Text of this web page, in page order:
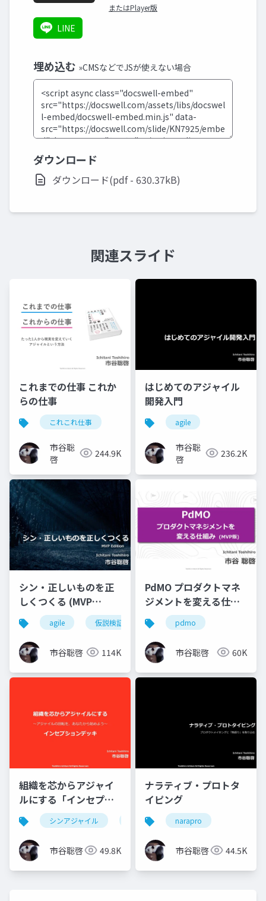
またはPlayer版
LINE
埋め込む »CMSなどでJSが使えない場合
ダウンロード
ダウンロード(pdf - 630.37kB)
関連スライド
これまでの仕事 これか
らの仕事
これこれ仕事
市谷聡
啓
244.9K
はじめてのアジャイル
開発入門
agile
市谷聡
啓
236.2K
シン・正しいものを正
しくつくる (MVP
Edition)agile 仮説検証
市谷聡啓 114K
PdMO プロダクトマネ
ジメントを変える仕組
み (MVP版)
pdmo
市谷聡啓 60K
組織を芯からアジャイ
ルにする「インセプシ
ョンデッキ」
シンアジャイル
市谷聡啓 49.8K
ナラティブ・プロトタ
イピング
narapro
市谷聡啓 44.5K